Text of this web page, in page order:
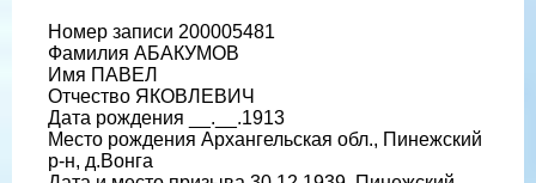
Номер записи 200005481
Фамилия АБАКУМОВ
Имя ПАВЕЛ
Отчество ЯКОВЛЕВИЧ
Дата рождения __.__.1913
Место рождения Архангельская обл., Пинежский
р-н, д.Вонга